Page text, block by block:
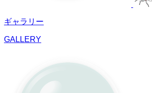
ギャラリー
GALLERY